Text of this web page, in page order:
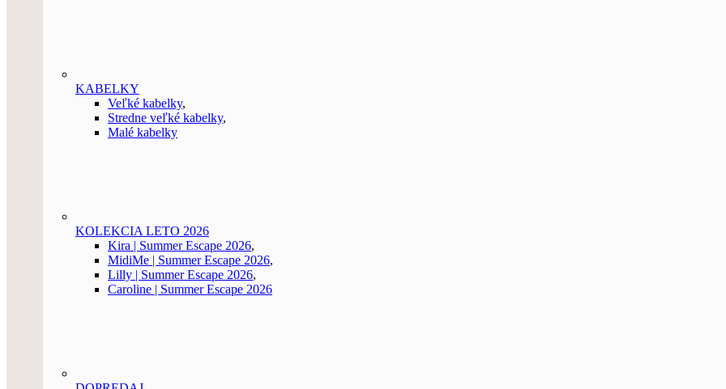
KABELKY
Veľké kabelky,
Stredne veľké kabelky,
Malé kabelky
KOLEKCIA LETO 2026
Kira | Summer Escape 2026,
MidiMe | Summer Escape 2026,
Lilly | Summer Escape 2026,
Caroline | Summer Escape 2026